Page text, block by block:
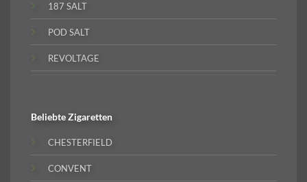
187 SALT
POD SALT
REVOLTAGE
BeliebteZigaretten
CHESTERFIELD
CONVENT